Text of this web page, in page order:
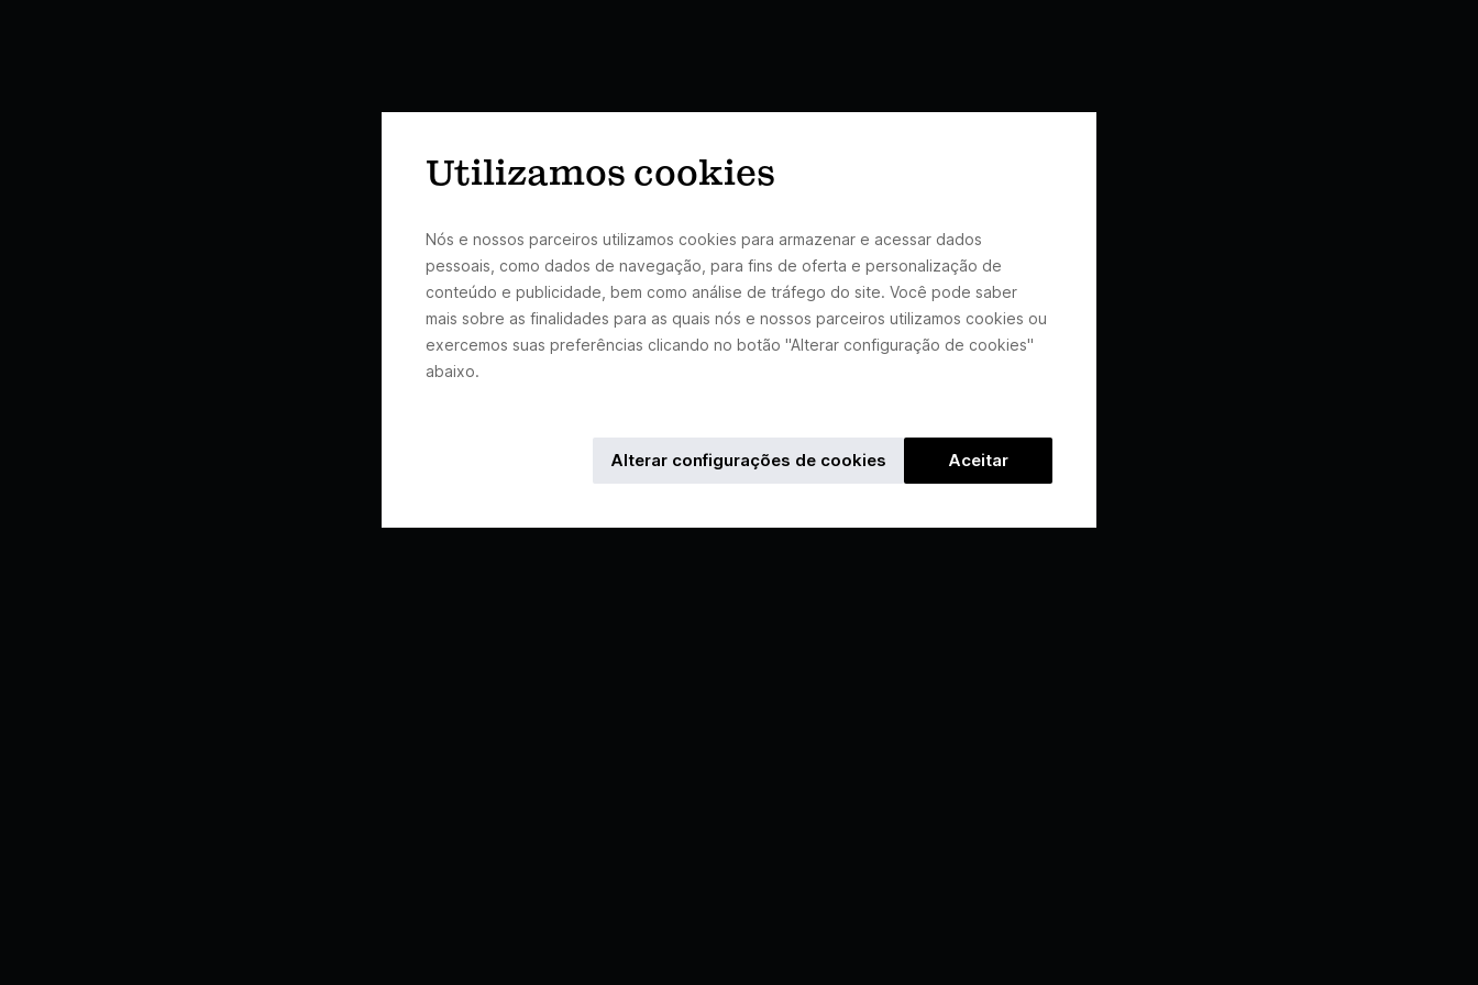
Utilizamos cookies
Nós e nossos parceiros utilizamos cookies para armazenar e acessar dados
pessoais, como dados de navegação, para fins de oferta e personalização de
conteúdo e publicidade, bem como análise de tráfego do site. Você pode saber
mais sobre as finalidades para as quais nós e nossos parceiros utilizamos cookies ou
exercemos suas preferências clicando no botão "Alterar configuração de cookies"
abaixo.
Aceitar
Alterar configurações de cookies